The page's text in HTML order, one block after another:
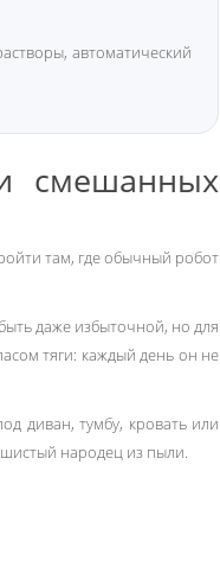
автоматический
смешанных
там, где обычный робот
даже избыточной, но для
тяги: каждый день он не
диван, тумбу, кровать или
народец из пыли.